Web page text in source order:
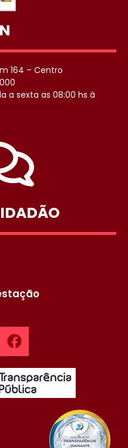
164 – Centro
a sexta as 08:00 hs à